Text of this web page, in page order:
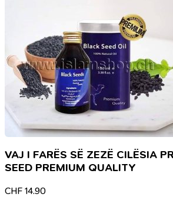
VAJ I FARËS SË ZEZË CILËSIA
SEED PREMIUM QUALITY
CHF 14.90